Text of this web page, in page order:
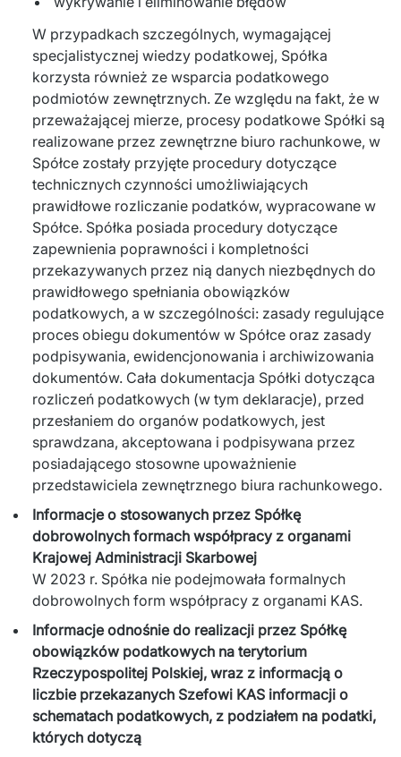
W przypadkach szczególnych, wymagającej
specjalistycznej wiedzy podatkowej, Spółka
korzysta również ze wsparcia podatkowego
podmiotów zewnętrznych. Ze względu na fakt, że w
przeważającej mierze, procesy podatkowe Spółki są
realizowane przez zewnętrzne biuro rachunkowe, w
Spółce zostały przyjęte procedury dotyczące
technicznych czynności umożliwiających
prawidłowe rozliczanie podatków, wypracowane w
Spółce. Spółka posiada procedury dotyczące
zapewnienia poprawności i kompletności
przekazywanych przez nią danych niezbędnych do
prawidłowego spełniania obowiązków
podatkowych, a w szczególności: zasady regulujące
proces obiegu dokumentów w Spółce oraz zasady
podpisywania, ewidencjonowania i archiwizowania
dokumentów. Cała dokumentacja Spółki dotycząca
rozliczeń podatkowych (w tym deklaracje), przed
przesłaniem do organów podatkowych, jest
sprawdzana, akceptowana i podpisywana przez
posiadającego stosowne upoważnienie
przedstawiciela zewnętrznego biura rachunkowego.
Informacje o stosowanych przez Spółkę
dobrowolnych formach współpracy z organami
Krajowej Administracji Skarbowej
W 2023 r. Spółka nie podejmowała formalnych
dobrowolnych form współpracy z organami KAS.
Informacje odnośnie do realizacji przez Spółkę
obowiązków podatkowych na terytorium
Rzeczypospolitej Polskiej, wraz z informacją o
liczbie przekazanych Szefowi KAS informacji o
schematach podatkowych, z podziałem na podatki,
których dotyczą